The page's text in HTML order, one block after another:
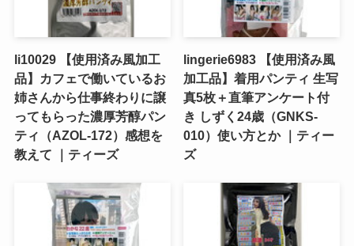
li10029 【使用済み風加工
品】カフェで働いているお
姉さんから仕事終わりに譲
ってもらった濃厚芳醇パン
ティ（AZOL-172）感想を
教えて ｜ティーズ
lingerie6983 【使用済み風
加工品】着用パンティ 生写
真5枚＋直筆アンケート付
き しずく24歳（GNKS-
010）使い方とか ｜ティー
ズ